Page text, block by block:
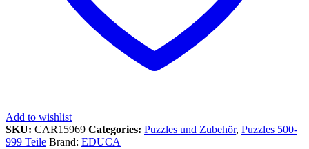
Add to wishlist
SKU: CAR15969 Categories: Puzzles und Zubehör, Puzzles 500-
999 Teile Brand: EDUCA